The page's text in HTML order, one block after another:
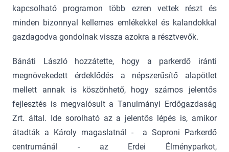
kapcsolható programon több ezren vettek részt és
minden bizonnyal kellemes emlékekkel és kalandokkal
gazdagodva gondolnak vissza azokra a résztvevők.
Bánáti László hozzátette, hogy a parkerdő iránti
megnövekedett érdeklődés a népszerűsítő alapötlet
mellett annak is köszönhető, hogy számos jelentős
fejlesztés is megvalósult a Tanulmányi Erdőgazdaság
Zrt. által. Ide sorolható az a jelentős lépés is, amikor
átadták a Károly magaslatnál - a Soproni Parkerdő
centrumánál - az Erdei Élményparkot,